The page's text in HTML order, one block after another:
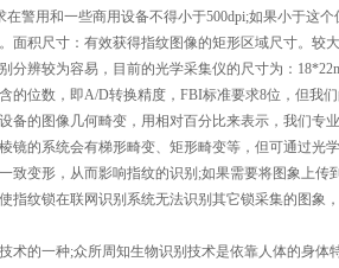
警用和一些商用设备不得小于500dpi;如果小于这
面积尺寸：有效获得指纹图像的矩形区域尺寸。较
分辨较为容易，目前的光学采集仪的尺寸为：
的位数，即A/D转换精度，FBI标准要求8位，但我
备的图像几何畸变，用相对百分比来表示，我们专
镜的系统会有梯形畸变、矩形畸变等，但可通过光
致变形，从而影响指纹的识别;如果需要将图象上
指纹锁在联网识别系统无法识别其它锁采集的图象
术的一种;众所周知生物识别技术是依靠人体的身